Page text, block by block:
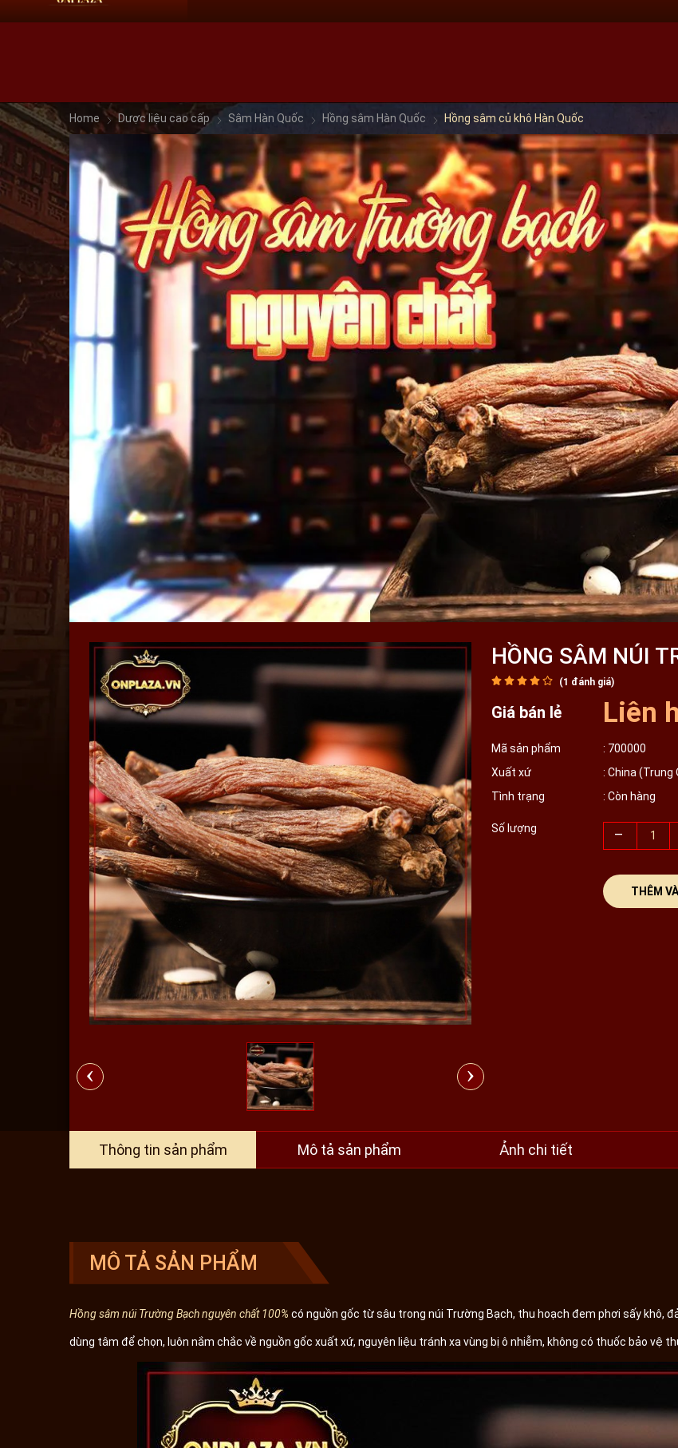
Home Dược liệu cao cấp Sâm Hàn Quốc Hồng sâm Hàn Quốc Hồng sâm củ khô Hàn Quốc
‹ ›
HỒNG SÂM NÚI
(1 đánh giá)
Giá bán lẻ Liên
Mã sản phẩm
: 700000
Xuất xứ
: China (Trung
Tình trạng
: Còn hàng
Số lượng –
THÊM
Thông tin sản phẩm Mô tả sản phẩm Ảnh chi tiết
MÔ TẢ SẢN PHẨM
Hồng sâm núi Trường Bạch nguyên chất 100% có nguồn gốc từ sâu trong núi Trường Bạch, thu hoạch đem phơi sấy khô,
dùng tâm để chọn, luôn nắm chắc về nguồn gốc xuất xứ, nguyên liệu tránh xa vùng bị ô nhiễm, không có thuốc bảo vệ